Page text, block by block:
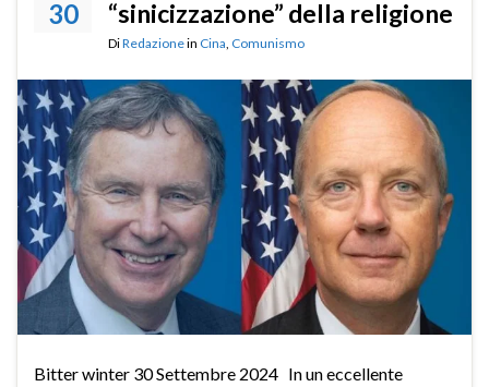
30
“sinicizzazione” della religione
DiRedazionein Cina, Comunismo
Bitter winter 30 Settembre 2024 In un eccellente